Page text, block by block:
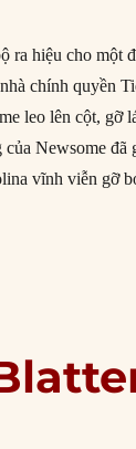
ra hiệu cho một
chính quyền
leo lên cột, gỡ
Newsome đã
vĩnh viễn gỡ
Miền Nam bị gỡ